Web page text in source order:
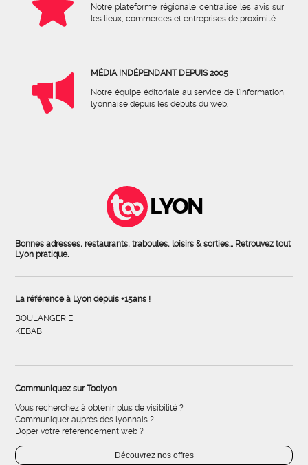
Notre plateforme régionale centralise les avis sur
les lieux, commerces et entreprises de proximité.
MÉDIA INDÉPENDANT DEPUIS 2005
Notre équipe éditoriale au service de l'information
lyonnaise depuis les débuts du web.
LYON
Bonnes adresses, restaurants, traboules, loisirs & sorties... Retrouvez tout
Lyon pratique.
La référence à Lyon depuis +15ans !
BOULANGERIE
KEBAB
Communiquez sur Toolyon
Vous recherchez à obtenir plus de visibilité ?
Communiquer auprès des lyonnais ?
Doper votre référencement web ?
Découvrez nos offres